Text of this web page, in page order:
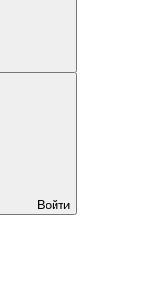
Войти